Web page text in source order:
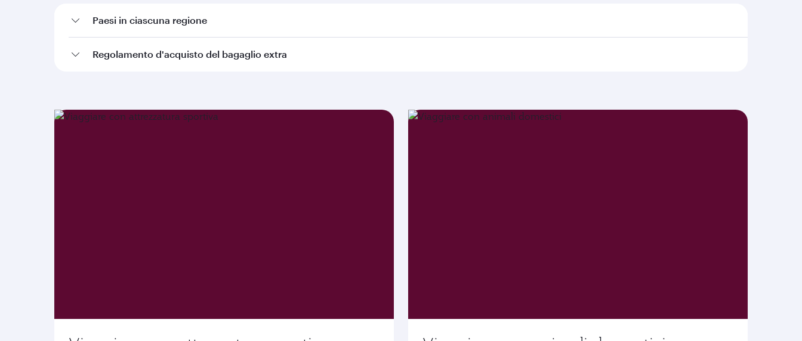
Paesi in ciascuna regione
Regolamento d'acquisto del bagaglio extra